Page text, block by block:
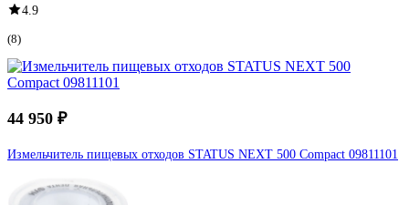
4.9
(8)
44 950 ₽
Измельчитель пищевых отходов STATUS NEXT 500 Compact 09811101